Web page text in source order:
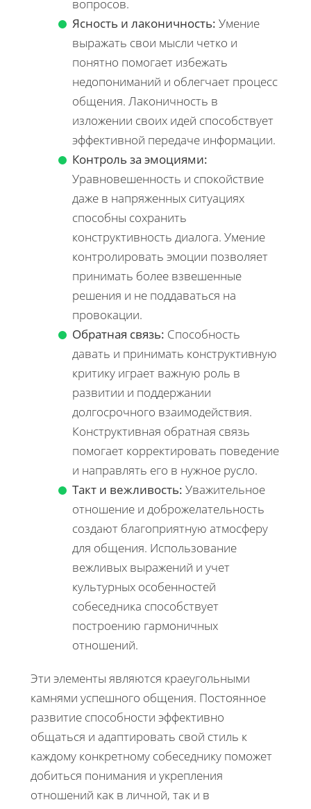
вопросов.
Ясность и лаконичность: Умение
выражать свои мысли четко и
понятно помогает избежать
недопониманий и облегчает процесс
общения. Лаконичность в
изложении своих идей способствует
эффективной передаче информации.
Контроль за эмоциями:
Уравновешенность и спокойствие
даже в напряженных ситуациях
способны сохранить
конструктивность диалога. Умение
контролировать эмоции позволяет
принимать более взвешенные
решения и не поддаваться на
провокации.
Обратная связь: Способность
давать и принимать конструктивную
критику играет важную роль в
развитии и поддержании
долгосрочного взаимодействия.
Конструктивная обратная связь
помогает корректировать поведение
и направлять его в нужное русло.
Такт и вежливость: Уважительное
отношение и доброжелательность
создают благоприятную атмосферу
для общения. Использование
вежливых выражений и учет
культурных особенностей
собеседника способствует
построению гармоничных
отношений.
Эти элементы являются краеугольными
камнями успешного общения. Постоянное
развитие способности эффективно
общаться и адаптировать свой стиль к
каждому конкретному собеседнику поможет
добиться понимания и укрепления
отношений как в личной, так и в